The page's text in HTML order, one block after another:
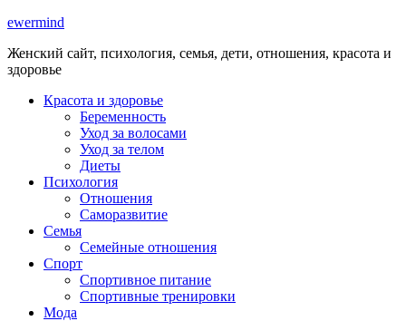
ewermind
Женский сайт, психология, семья, дети, отношения, красота и
здоровье
Красота и здоровье
Беременность
Уход за волосами
Уход за телом
Диеты
Психология
Отношения
Саморазвитие
Семья
Семейные отношения
Спорт
Спортивное питание
Спортивные тренировки
Мода